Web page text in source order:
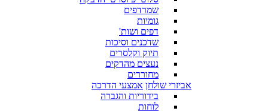
שמרדפים
גומיות
דפים ושות'
שדכנים וסיכות
תיוק וקלסרים
נעצים מהדקים
מחוררים
אביזרי שולחן אמצעי הדרכה
בידוריות והגברה
לוחות